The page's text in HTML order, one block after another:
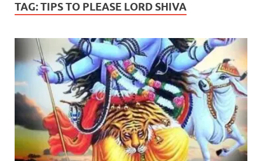
TAG:TIPS TO PLEASE LORD SHIVA